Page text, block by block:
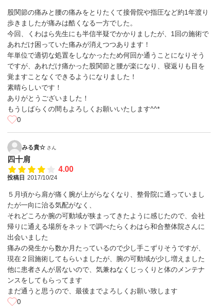
股関節の痛みと腰の痛みをとりたくて接骨院や指圧など約1年渡り
歩きましたが痛みは酷くなる一方でした。
今回、くわはら先生にも半信半疑でかかりましたが、1回の施術で
あれだけ困っていた痛みが消えつつあります！
年単位で適切な処置をしなかったため何回か通うことになりそう
ですが、あれだけ痛かった股関節と腰が楽になり、寝返りも目を
覚ますことなくできるようになりました！
素晴らしいです！
ありがとうございました！
もうしばらくの間もよろしくお願いいたします^^*
0
みる貴☆ さん
四十肩
4.00
投稿日 2017/10/24
５月頃から肩が痛く腕が上がらなくなり、整骨院に通っていまし
たが一向に治る気配がなく、
それどころか腕の可動域が狭まってきたように感じたので、会社
帰りに通える場所をネットで調べたらくわはら和合整体院さんに
出会いました
痛みの発生から数か月たっているので少し手こずりそうですが、
現在２回施術してもらいましたが、腕の可動域が少し増えました
他に患者さんが居ないので、気兼ねなくじっくりと体のメンテナ
ンスをしてもらってます
まだ通うと思うので、最後までよろしくお願い致します
0